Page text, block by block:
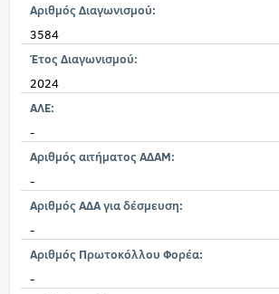
Αριθμός Διαγωνισμού:
3584
Έτος Διαγωνισμού:
2024
ΑΛΕ:
-
Αριθμός αιτήματος ΑΔΑΜ:
-
Αριθμός ΑΔΑ για δέσμευση:
-
Αριθμός Πρωτοκόλλου Φορέα:
-